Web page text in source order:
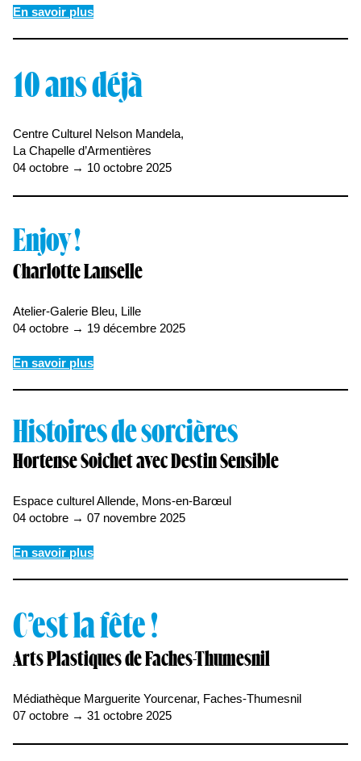
En savoir plus
10 ans déjà
Centre Culturel Nelson Mandela,
La Chapelle d’Armentières
04 octobre → 10 octobre 2025
Enjoy !
Charlotte Lanselle
Atelier-Galerie Bleu, Lille
04 octobre → 19 décembre 2025
En savoir plus
Histoires de sorcières
Hortense Soichet avec Destin Sensible
Espace culturel Allende, Mons-en-Barœul
04 octobre → 07 novembre 2025
En savoir plus
C’est la fête !
Arts Plastiques de Faches-Thumesnil
Médiathèque Marguerite Yourcenar, Faches-Thumesnil
07 octobre → 31 octobre 2025